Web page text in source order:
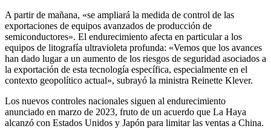
A partir de mañana, «se ampliará la medida de control de las
exportaciones de equipos avanzados de producción de
semiconductores». El endurecimiento afecta en particular a los
equipos de litografía ultravioleta profunda: «Vemos que los avances
han dado lugar a un aumento de los riesgos de seguridad asociados a
la exportación de esta tecnología específica, especialmente en el
contexto geopolítico actual», subrayó la ministra Reinette Klever.
Los nuevos controles nacionales siguen al endurecimiento
anunciado en marzo de 2023, fruto de un acuerdo que La Haya
alcanzó con Estados Unidos y Japón para limitar las ventas a China.